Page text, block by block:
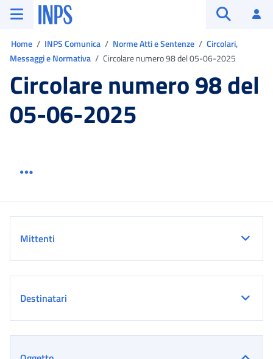
Vai al menu principale
Vai al contenuto principale
Vai al pie' di pagina
INPS ()
Home INPS Comunica Norme Atti e Sentenze
Circolari,
Messaggi e Normativa
Circolare numero 98 del 05-06-2025
Circolare numero 98 del
05-06-2025
Mittenti
Destinatari